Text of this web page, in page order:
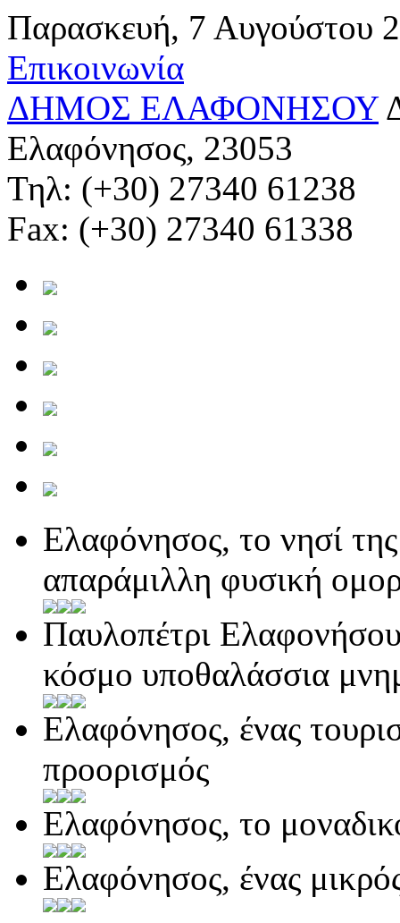
Παρασκευή, 7 Αυγούστου
Επικοινωνία
ΔΗΜΟΣ ΕΛΑΦΟΝΗΣΟΥ
Ελαφόνησος, 23053
Τηλ: (+30) 27340 61238
Fax: (+30) 27340 61338
Ελαφόνησος, το νησί
απαράμιλλη φυσική
Παυλοπέτρι
κόσμο υποθαλάσσια
Ελαφόνησος, ένας
προορισμός
Ελαφόνησος, το
Ελαφόνησος, ένας